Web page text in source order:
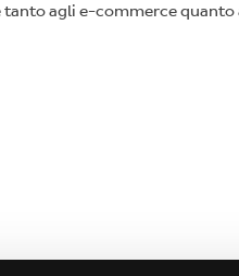
tanto agli e-commerce